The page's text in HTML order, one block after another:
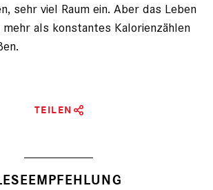
sehr viel Raum ein. Aber das Leben
als konstantes Kalorienzählen
TEILEN